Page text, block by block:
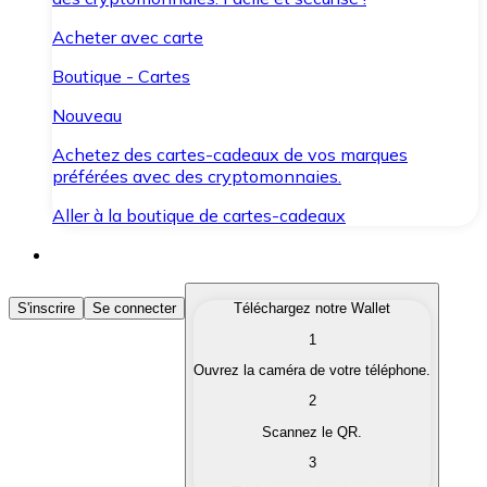
Acheter avec carte
Boutique - Cartes
Nouveau
Achetez des cartes-cadeaux de vos marques
préférées avec des cryptomonnaies.
Aller à la boutique de cartes-cadeaux
Acheter des Cryptomonnaies
Achetez les cryptomonnaies qui vous intéressent
Convertissez vos cryptomonnaies en monnaie
S'inscrire Se connecter
Téléchargez notre Wallet
1
Ouvrez la caméra de votre téléphone.
2
Scannez le QR.
3